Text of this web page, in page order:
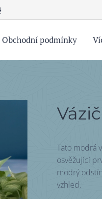
Obchodní podmínky
Tato modrá
osvěžující
modrý
vzhled.